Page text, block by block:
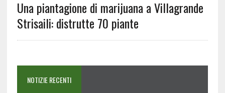
Una piantagione di marijuana a Villagrande
Strisaili: distrutte 70 piante
NOTIZIE RECENTI